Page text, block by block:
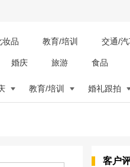
妆品 教育/培训 交通/
婚庆 旅游 食品
教育/培训 婚礼跟拍
客户